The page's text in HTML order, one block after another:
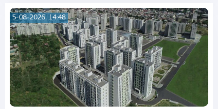
5-08-2026, 14:48